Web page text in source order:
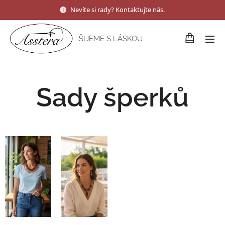
Nevíte si rady? Kontaktujte nás.
ŠIJEME S LÁSKOU
Sady šperků